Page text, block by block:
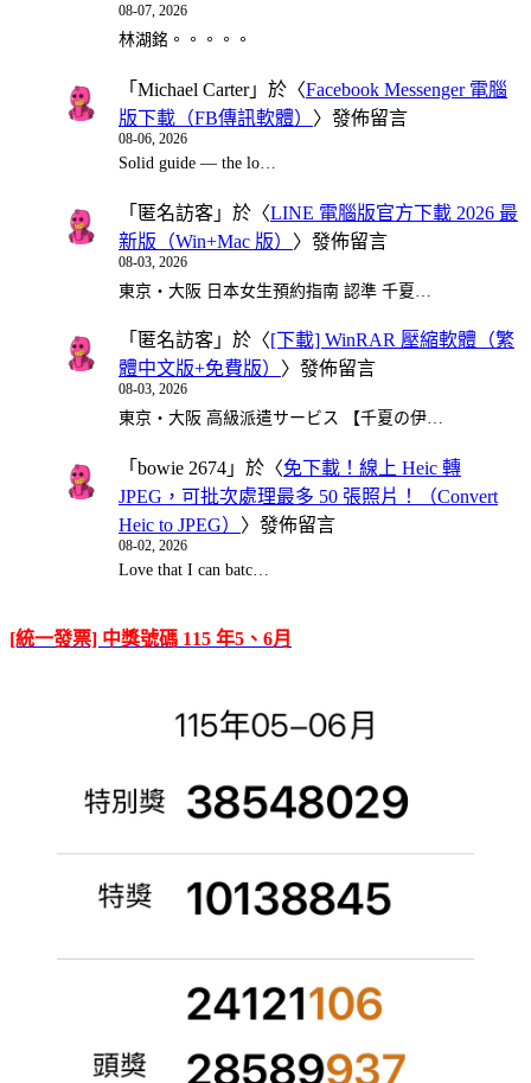
08-07, 2026
林湖銘。。。。。
「 Michael Carter」於〈Facebook Messenger 電腦
版下載（FB傳訊軟體） 〉發佈留言
08-06, 2026
Solid guide — the lo…
「 匿名訪客 」於〈LINE 電腦版官方下載 2026 最
新版（Win+Mac 版） 〉發佈留言
08-03, 2026
東京・大阪 日本女生預約指南 認準 千夏…
「 匿名訪客 」於〈[下載] WinRAR 壓縮軟體（繁
體中文版+免費版） 〉發佈留言
08-03, 2026
東京・大阪 高級派遣サービス 【千夏の伊…
「 bowie 2674 」於〈免下載！線上 Heic 轉
JPEG，可批次處理最多 50 張照片！（Convert
Heic to JPEG） 〉發佈留言
08-02, 2026
Love that I can batc…
[統一發票] 中獎號碼 115 年5、6月